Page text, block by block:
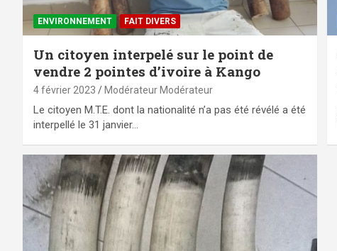
ENVIRONNEMENT FAIT DIVERS
Un citoyen interpelé sur le point de
vendre 2 pointes d’ivoire à Kango
4 février 2023 Modérateur Modérateur
Le citoyen M.T.E. dont la nationalité n’a pas été révélé a été
interpellé le 31 janvier…